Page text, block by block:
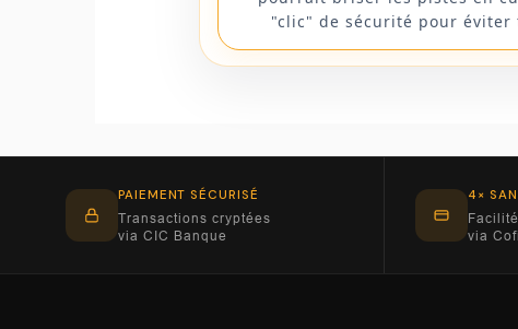
"clic" de sécurité pour
PAIEMENT SÉCURISÉ
Transactions cryptées
via CIC Banque
4×
via